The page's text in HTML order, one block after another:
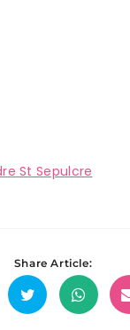
St Sepulcre
Share Article:
Share Share